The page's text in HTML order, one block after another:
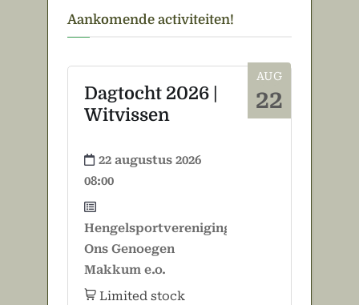
Aankomende activiteiten!
AUG
22
Dagtocht 2026 |
Witvissen
22 augustus 2026
08:00
Hengelsportvereniging
Ons Genoegen
Makkum e.o.
Limited stock